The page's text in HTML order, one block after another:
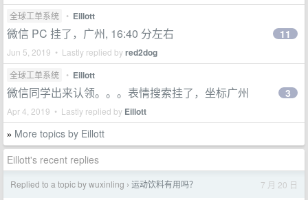
全球工单系统 • Eillott
微信 PC 挂了，广州, 16:40 分左右
Jun 5, 2019 • Lastly replied byred2dog
11
全球工单系统 • Eillott
微信同学出来认领。。。表情搜索挂了，坐标广州
Apr 4, 2019 • Lastly replied by Eillott
3
» More topics by Eillott
Eillott's recent replies
Replied to a topic by wuxinling › 运动饮料有用吗？ 7 月 20 日